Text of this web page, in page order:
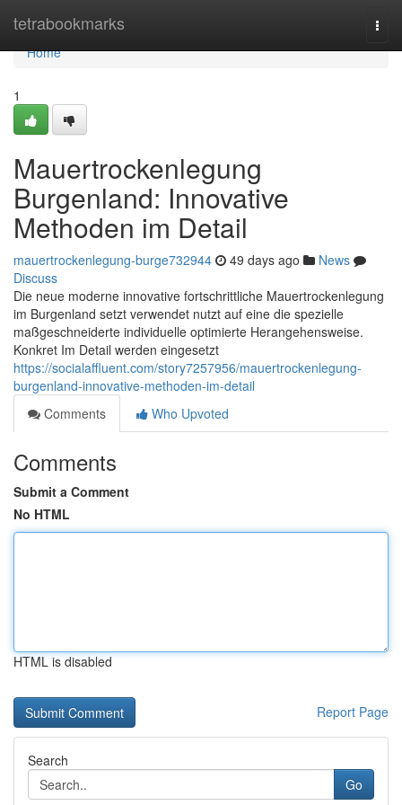
tetrabookmarks
Home
Home
1
Mauertrockenlegung
Burgenland: Innovative
Methoden im Detail
mauertrockenlegung-burge732944 49 days ago
News
Discuss
Die neue moderne innovative fortschrittliche Mauertrockenlegung
im Burgenland setzt verwendet nutzt auf eine die spezielle
maßgeschneiderte individuelle optimierte Herangehensweise.
Konkret Im Detail werden eingesetzt
https://socialaffluent.com/story7257956/mauertrockenlegung-
burgenland-innovative-methoden-im-detail
Comments
Who Upvoted
Comments
Submit a Comment
No HTML
HTML is disabled
Report Page
Search
Go